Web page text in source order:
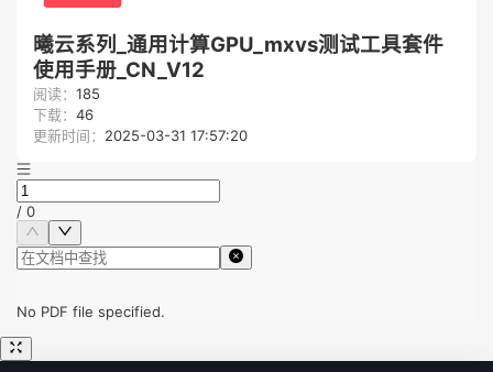
曦云系列_通用计算GPU_mxvs测试工具套件
使用手册_CN_V12
阅读： 185
下载： 46
更新时间： 2025-03-31 17:57:20
/ 0
No PDF file specified.